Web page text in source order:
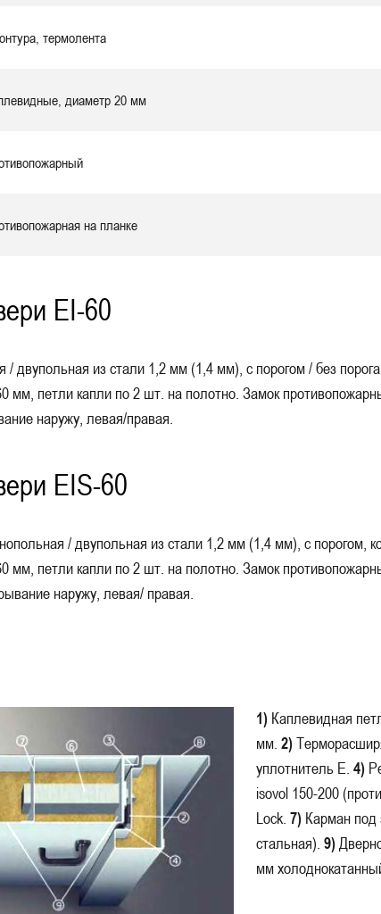
термолента
диаметр 20 мм
на планке
EI-60
двупольная из стали 1,2 мм (1,4 мм), с порогом / без
мм, петли капли по 2 шт. на полотно. Замок
наружу, левая/правая.
EIS-60
/ двупольная из стали 1,2 мм (1,4 мм), с порогом,
мм, петли капли по 2 шт. на полотно. Замок
наружу, левая/ правая.
1) Каплевидная
мм. 2)
уплотнитель E. 4)
isovol 150-200
Lock. 7) Карман под
стальная). 9)
мм